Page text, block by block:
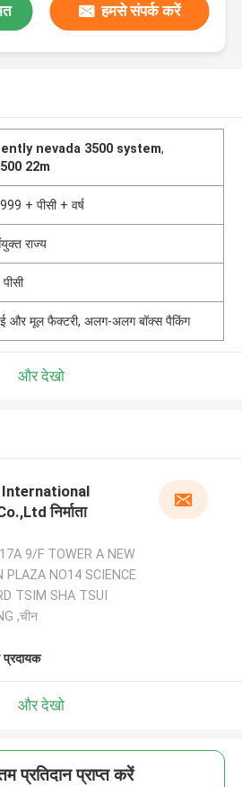
हमसे संपर्क करें
nevada 3500 system,
22m
+ पीसी + वर्ष
राज्य
और मूल फैक्टरी, अलग-अलग बॉक्स पैकिंग
और देखो
निर्माता
9/F TOWER A NEW
PLAZA NO14 SCIENCE
TSIM SHA TSUI
,चीन
प्रदायक
और देखो
प्रतिदान प्राप्त करें